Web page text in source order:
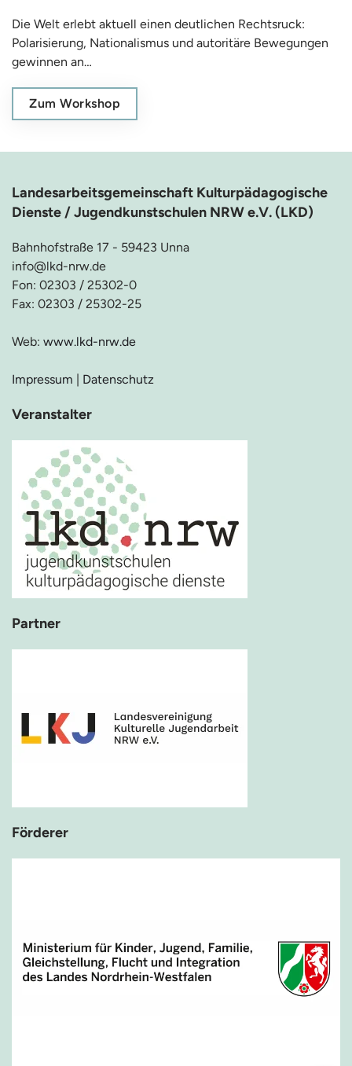
Die Welt erlebt aktuell einen deutlichen Rechtsruck:
Polarisierung, Nationalismus und autoritäre Bewegungen
gewinnen an…
Zum Workshop
Landesarbeitsgemeinschaft Kulturpädagogische
Dienste / Jugendkunstschulen NRW e.V. (LKD)
Bahnhofstraße 17 - 59423 Unna
info@lkd-nrw.de
Fon: 02303 / 25302-0
Fax: 02303 / 25302-25
Web: www.lkd-nrw.de
Impressum Datenschutz
Veranstalter
Partner
Förderer